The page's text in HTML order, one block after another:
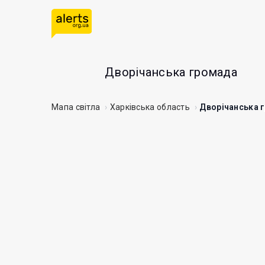
Дворічанська громада
Мапа світла Харківська область Дворічанська